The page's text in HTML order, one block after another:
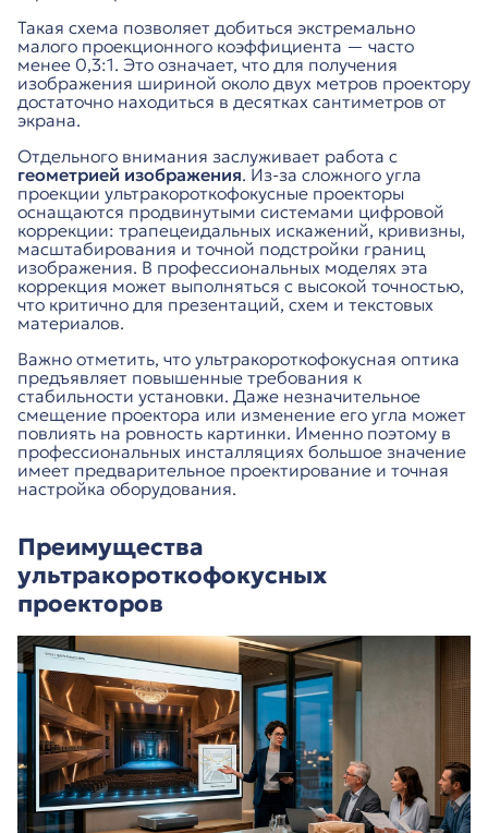
Такая схема позволяет добиться экстремально
малого проекционного коэффициента — часто
менее 0,3:1. Это означает, что для получения
изображения шириной около двух метров проектору
достаточно находиться в десятках сантиметров от
экрана.
Отдельного внимания заслуживает работа с
геометрией изображения. Из-за сложного угла
проекции ультракороткофокусные проекторы
оснащаются продвинутыми системами цифровой
коррекции: трапецеидальных искажений, кривизны,
масштабирования и точной подстройки границ
изображения. В профессиональных моделях эта
коррекция может выполняться с высокой точностью,
что критично для презентаций, схем и текстовых
материалов.
Важно отметить, что ультракороткофокусная оптика
предъявляет повышенные требования к
стабильности установки. Даже незначительное
смещение проектора или изменение его угла может
повлиять на ровность картинки. Именно поэтому в
профессиональных инсталляциях большое значение
имеет предварительное проектирование и точная
настройка оборудования.
Преимущества
ультракороткофокусных
проекторов